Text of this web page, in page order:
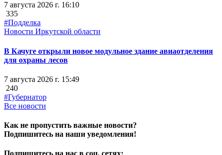
7 августа 2026 г. 16:10
335
#Подделка
Новости Иркутской области
В Качуге открыли новое модульное здание авиаотделения
для охраны лесов
7 августа 2026 г. 15:49
240
#Губернатор
Все новости
Как не пропустить важные новости?
Подпишитесь на наши уведомления!